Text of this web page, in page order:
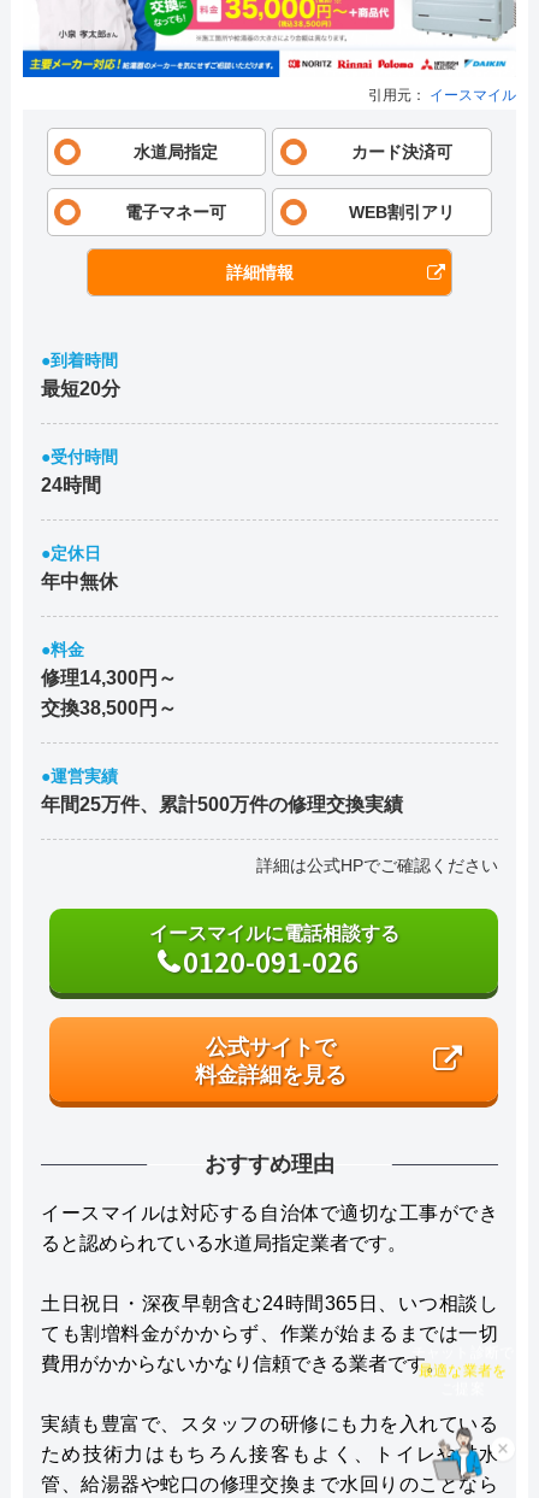
引用元： イースマイル
水道局指定 カード決済可
電子マネー可 WEB割引アリ
詳細情報
●到着時間
最短20分
●受付時間
24時間
●定休日
年中無休
●料金
修理14,300円～
交換38,500円～
●運営実績
年間25万件、累計500万件の修理交換実績
詳細は公式HPでご確認ください
イースマイルに電話相談する
0120-091-026
公式サイトで
料金詳細を見る
おすすめ理由
イースマイルは対応する自治体で適切な工事ができ
ると認められている水道局指定業者です。
土日祝日・深夜早朝含む24時間365日、いつ相談し
ても割増料金がかからず、作業が始まるまでは一切
費用がかからないかなり信頼できる業者です。
実績も豊富で、スタッフの研修にも力を入れている
ため技術力はもちろん接客もよく、トイレや排水
管、給湯器や蛇口の修理交換まで水回りのことなら
×
チャット診断で
最適な業者を